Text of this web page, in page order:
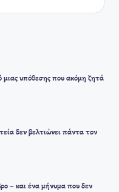
μιας υπόθεσης που ακόμη ζητά
δεν βελτιώνει πάντα τον
– και ένα μήνυμα που δεν